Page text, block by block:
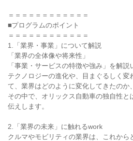
＝＝＝＝＝＝＝＝＝＝＝＝
■プログラムのポイント
＝＝＝＝＝＝＝＝＝＝＝＝
1.「業界・事業」について解説
「業界の全体像や将来性」
「事業・サービスの特徴や強み」を解説
テクノロジーの進化や、目まぐるしく変
て、業界はどのように変化してきたのか、
その中で、オリックス自動車の独自性と
伝えします。
2.「業界の未来」に触れるwork
クルマやモビリティの業界は、これから